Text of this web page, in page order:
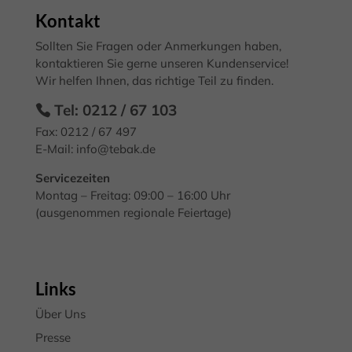
Kontakt
Sollten Sie Fragen oder Anmerkungen haben,
kontaktieren Sie gerne unseren Kundenservice!
Wir helfen Ihnen, das richtige Teil zu finden.
Tel: 0212 / 67 103
Fax: 0212 / 67 497
E-Mail: info@tebak.de
Servicezeiten
Montag – Freitag: 09:00 – 16:00 Uhr
(ausgenommen regionale Feiertage)
Links
Über Uns
Presse
Datenschutzeinstellungen
Essenziell (2)
Essenzielle Cookies ermöglichen grundlegende Funktionen und sind für
die einwandfreie Funktion der Website erforderlich.
Cookie-Informationen anzeigen
Marketing (3)
Marketing-Cookies werden von Drittanbietern oder Publishern
sie Besucher über Websites hinweg verfolgen.
Cookie-Informationen anzeigen
werden, bedarf der Zugriff auf diese Inhalte keiner manuellen
Einwilligung mehr.